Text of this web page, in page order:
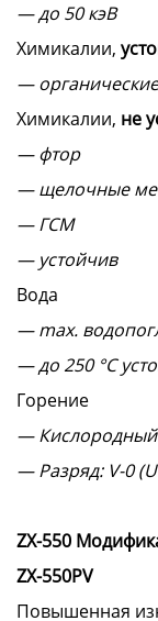
— до 50 кэВ
Химикалии,
—
Химикалии, не
— фтор
— щелочные
— ГСМ
— устойчив
Вода
— max.
— до 250 °C
Горение
— Кислородный
— Разряд: V-0
ZX-550
ZX-550PV
Повышенная